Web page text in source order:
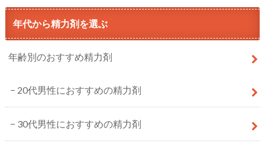
年代から精力剤を選ぶ
年齢別のおすすめ精力剤
20代男性におすすめの精力剤
30代男性におすすめの精力剤